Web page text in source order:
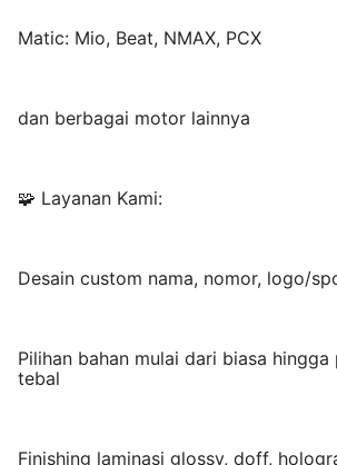
Matic: Mio, Beat, NMAX, PCX
dan berbagai motor lainnya
🧩 Layanan Kami:
Desain custom nama, nomor, logo/
Pilihan bahan mulai dari biasa hingga
tebal
Finishing laminasi glossy, doff,